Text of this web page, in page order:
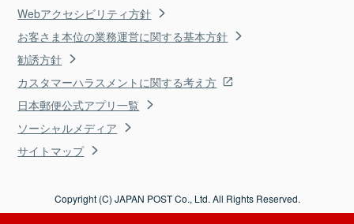
Webアクセシビリティ方針
お客さま本位の業務運営に関する基本方針
勧誘方針
カスタマーハラスメントに関する考え方
日本郵便公式アプリ一覧
ソーシャルメディア
サイトマップ
Copyright (C) JAPAN POST Co., Ltd. All Rights Reserved.